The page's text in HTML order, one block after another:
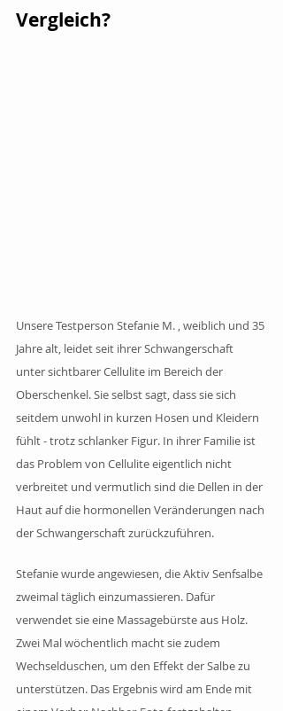
Vergleich?
Unsere Testperson Stefanie M. , weiblich und 35
Jahre alt, leidet seit ihrer Schwangerschaft
unter sichtbarer Cellulite im Bereich der
Oberschenkel. Sie selbst sagt, dass sie sich
seitdem unwohl in kurzen Hosen und Kleidern
fühlt - trotz schlanker Figur. In ihrer Familie ist
das Problem von Cellulite eigentlich nicht
verbreitet und vermutlich sind die Dellen in der
Haut auf die hormonellen Veränderungen nach
der Schwangerschaft zurückzuführen.
Stefanie wurde angewiesen, die Aktiv Senfsalbe
zweimal täglich einzumassieren. Dafür
verwendet sie eine Massagebürste aus Holz.
Zwei Mal wöchentlich macht sie zudem
Wechselduschen, um den Effekt der Salbe zu
unterstützen. Das Ergebnis wird am Ende mit